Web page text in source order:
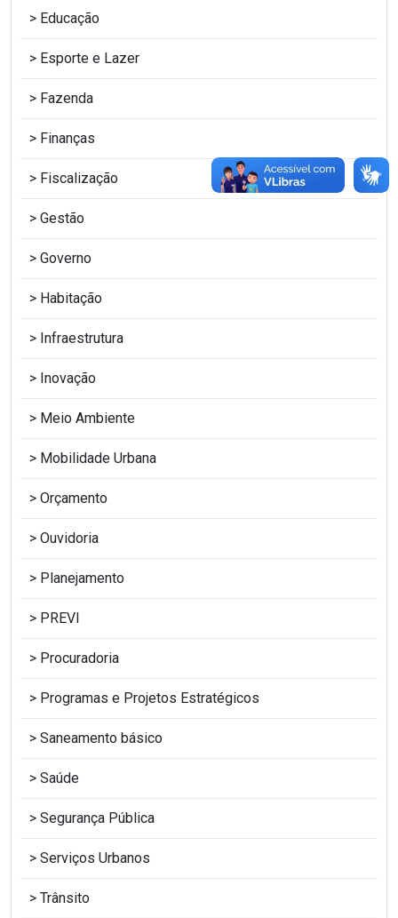
Educação
Esporte e Lazer
Fazenda
Finanças
Fiscalização
Gestão
Governo
Habitação
Infraestrutura
Inovação
Meio Ambiente
Mobilidade Urbana
Orçamento
Ouvidoria
Planejamento
PREVI
Procuradoria
Programas e Projetos Estratégicos
Saneamento básico
Saúde
Segurança Pública
Serviços Urbanos
Trânsito